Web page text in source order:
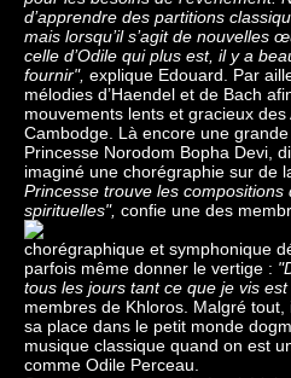
d’apprendre des partitions
mais lorsqu’il s’agit de nouvelles
celle d’Odile qui plus est, il y a
fournir", explique Edouard. Par
mélodies d’Haendel et de Bach
mouvements lents et gracieux
Cambodge. Là encore une
Princesse Norodom Bopha Devi,
imaginé une chorégraphie sur de
Princesse trouve les compositions
spirituelles", confie une des
chorégraphique et symphonique
parfois même donner le vertige :
tous les jours tant ce que je vis
membres de Khloros. Malgré tout,
sa place dans le petit monde
musique classique quand on est
comme Odile Perceau.